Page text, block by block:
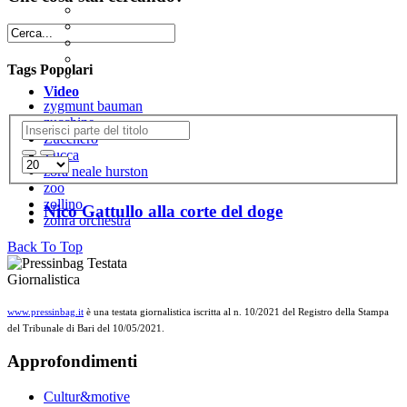
Tags Popolari
zygmunt bauman
zucchine
Zucchero
Zucca
zora neale hurston
zoo
zollino
zohra orchestra
Video
Nico Gattullo alla corte del doge
Back To Top
www.pressinbag.it è una testata giornalistica iscritta al n. 10/2021 del Registro della Stampa
del Tribunale di Bari del 10/05/2021.
Approfondimenti
Cultur&motive